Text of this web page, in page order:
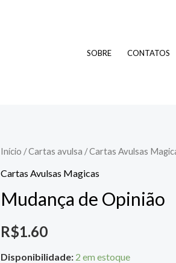
SOBRE CONTATOS
Início /Cartas avulsa /Cartas Avulsas
Cartas Avulsas Magicas
Mudança de Opinião
R$1.60
Disponibilidade: 2 em estoque
Mudança
de
quantidade